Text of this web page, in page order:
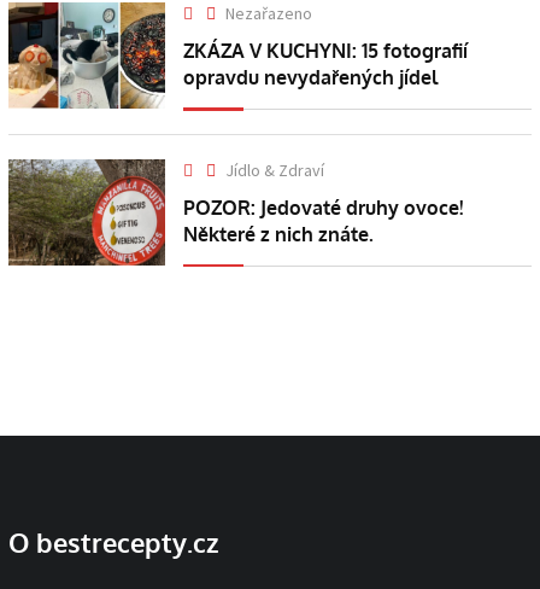
Nezařazeno
ZKÁZA V KUCHYNI: 15 fotografií
opravdu nevydařených jídel
Jídlo & Zdraví
POZOR: Jedovaté druhy ovoce!
Některé z nich znáte.
O bestrecepty.cz